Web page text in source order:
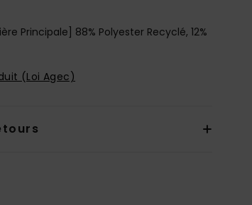
Principale] 88% Polyester Recyclé, 12%
(Loi Agec)